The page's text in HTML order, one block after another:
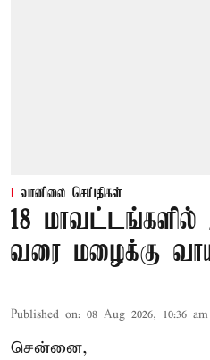
வானிலை செய்திகள்
18 மாவட்டங்களில்
வரை மழைக்கு
Published on: 08 Aug 2026, 10:36 am
சென்னை,